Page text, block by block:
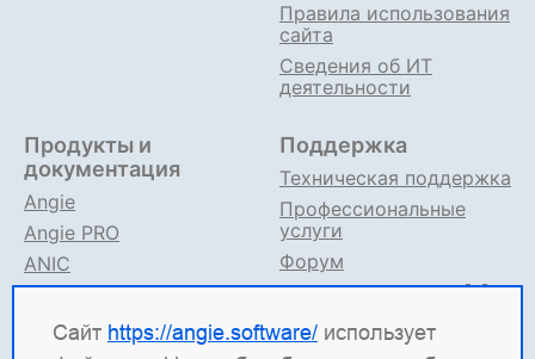
Сайт https://angie.software/ использует
Правила использования
сайта
Сведения об ИТ
деятельности
Продукты и
документация
Angie
Angie PRO
ANIC
Angie ADC
Документация
Поддержка
Техническая поддержка
Профессиональные
услуги
Форум
Поддержка в TG